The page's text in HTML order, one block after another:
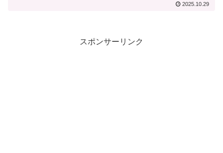
2025.10.29
スポンサーリンク